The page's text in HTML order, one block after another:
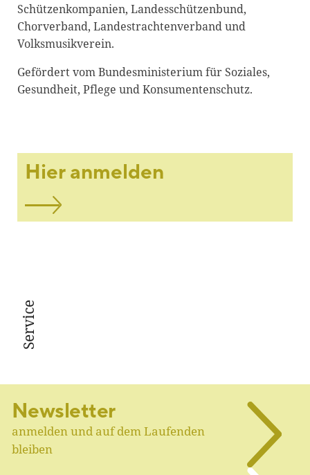
Schützenkompanien, Landesschützenbund,
Chorverband, Landestrachtenverband und
Volksmusikverein.
Gefördert vom Bundesministerium für Soziales,
Gesundheit, Pflege und Konsumentenschutz.
Hier anmelden
Service
Newsletter
anmelden und auf dem Laufenden
bleiben